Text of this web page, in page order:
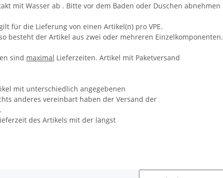
mit Wasser ab . Bitte vor dem Baden oder Duschen abnehmen
für die Lieferung von einen Artikel(n) pro VPE.
besteht der Artikel aus zwei oder mehreren Einzelkomponenten.
sind maximal Lieferzeiten. Artikel mit Paketversand
mit unterschiedlich angegebenen
anderes vereinbart haben der Versand der
des Artikels mit der längst